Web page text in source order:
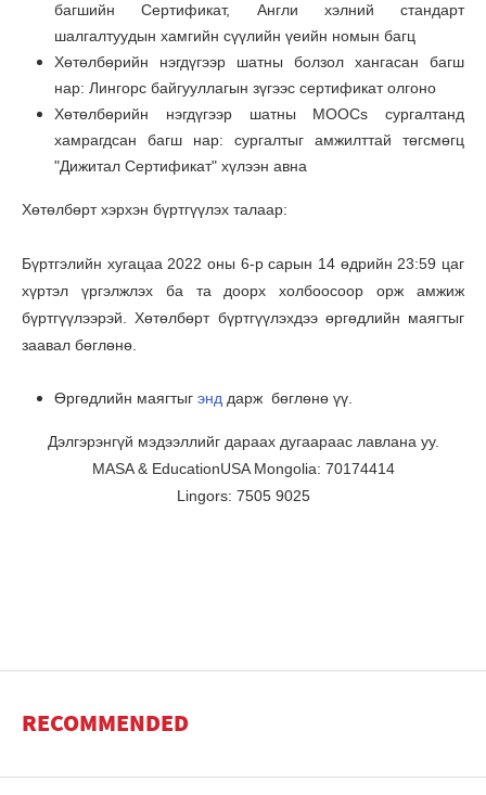
багшийн Сертификат, Англи хэлний стандарт
шалгалтуудын хамгийн сүүлийн үеийн номын багц
Хөтөлбөрийн нэгдүгээр шатны болзол хангасан багш
нар: Лингорс байгууллагын зүгээс сертификат олгоно
Хөтөлбөрийн нэгдүгээр шатны MOOCs сургалтанд
хамрагдсан багш нар: сургалтыг амжилттай төгсмөгц
"Дижитал Сертификат" хүлээн авна
Хөтөлбөрт хэрхэн бүртгүүлэх талаар:
Бүртгэлийн хугацаа 2022 оны 6-р сарын 14 өдрийн 23:59 цаг
хүртэл үргэлжлэх ба та доорх холбоосоор орж амжиж
бүртгүүлээрэй. Хөтөлбөрт бүртгүүлэхдээ өргөдлийн маягтыг
заавал бөглөнө.
Өргөдлийн маягтыг энд дарж бөглөнө үү.
Дэлгэрэнгүй мэдээллийг дараах дугаараас лавлана уу.
MASA & EducationUSA Mongolia: 70174414
Lingors: 7505 9025
RECOMMENDED